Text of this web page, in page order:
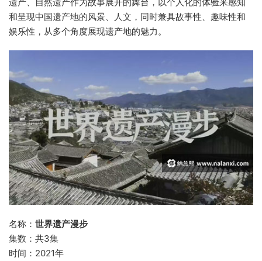
和呈现中国遗产地的风景、人文，同时兼具故事性、趣味性和
娱乐性，从多个角度展现遗产地的魅力。
名称： 世界遗产漫步
集数：共3集
时间：2021年